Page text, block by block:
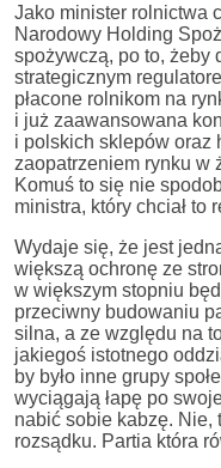
Jako minister rolnictwa
Narodowy Holding
spożywczą, po to, żeby
strategicznym
płacone rolnikom na
i już zaawansowana
i polskich sklepów oraz
zaopatrzeniem rynku w
Komuś to się nie
ministra, który chciał to
Wydaje się, że jest
większą ochronę ze
w większym stopniu
przeciwny budowaniu
silna, a ze względu na
jakiegoś istotnego
by było inne grupy
wyciągają łapę po
nabić sobie kabzę. Nie,
rozsądku. Partia która